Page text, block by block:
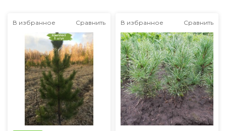
В избранное Сравнить В избранное Сравнить